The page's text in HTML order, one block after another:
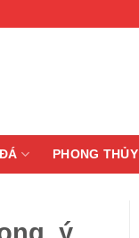
PHONG THỦY